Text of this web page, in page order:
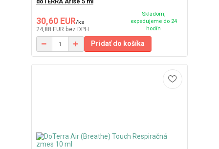
doTERRA Arise 5 ml
30,60 EUR/ks
24,88 EUR bez DPH
Skladom,
expedujeme do 24
hodín
Pridať do košíka